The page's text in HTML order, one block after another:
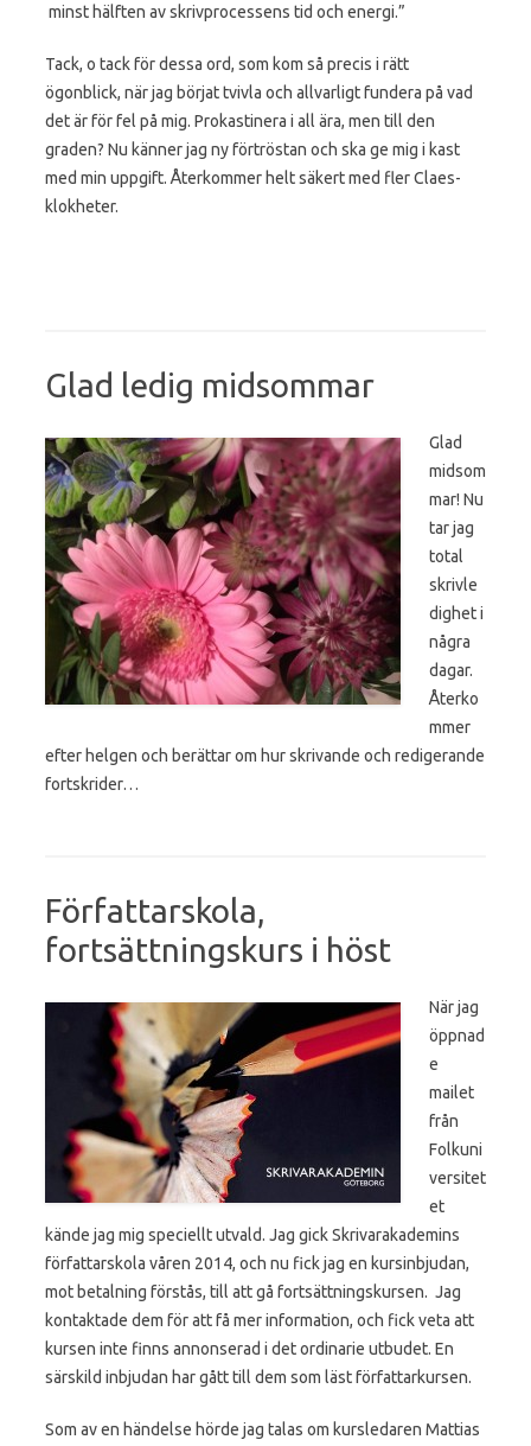
minst hälften av skrivprocessens tid och energi.”
Tack, o tack för dessa ord, som kom så precis i rätt
ögonblick, när jag börjat tvivla och allvarligt fundera på vad
det är för fel på mig. Prokastinera i all ära, men till den
graden? Nu känner jag ny förtröstan och ska ge mig i kast
med min uppgift. Återkommer helt säkert med fler Claes-
klokheter.
Glad ledig midsommar
Glad
midsom
mar! Nu
tar jag
total
skrivle
dighet i
några
dagar.
Återko
mmer
efter helgen och berättar om hur skrivande och redigerande
fortskrider…
Författarskola,
fortsättningskurs i höst
När jag
öppnad
e
mailet
från
Folkuni
versitet
et
kände jag mig speciellt utvald. Jag gick Skrivarakademins
författarskola våren 2014, och nu fick jag en kursinbjudan,
mot betalning förstås, till att gå fortsättningskursen. Jag
kontaktade dem för att få mer information, och fick veta att
kursen inte finns annonserad i det ordinarie utbudet. En
särskild inbjudan har gått till dem som läst författarkursen.
Som av en händelse hörde jag talas om kursledaren Mattias